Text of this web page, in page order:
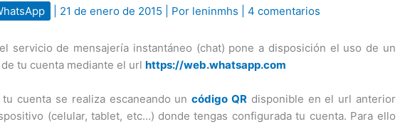
21 de enero de 2015 | Por leninmhs |4 comentarios
el servicio de mensajería instantáneo (chat) pone a disposición el uso de un
tu cuenta mediante el urlhttps://web.whatsapp.com
tu cuenta se realiza escaneando uncódigo QR disponible en el url anterior
(celular, tablet, etc…) donde tengas configurada tu cuenta. Para ello